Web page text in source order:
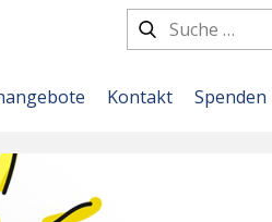
Kontakt Spenden